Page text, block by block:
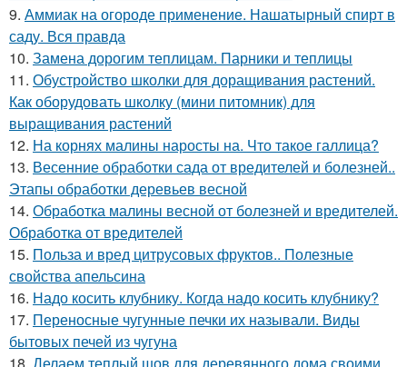
9. Аммиак на огороде применение. Нашатырный спирт в
саду. Вся правда
10. Замена дорогим теплицам. Парники и теплицы
11. Обустройство школки для доращивания растений.
Как оборудовать школку (мини питомник) для
выращивания растений
12. На корнях малины наросты на. Что такое галлица?
13. Весенние обработки сада от вредителей и болезней..
Этапы обработки деревьев весной
14. Обработка малины весной от болезней и вредителей.
Обработка от вредителей
15. Польза и вред цитрусовых фруктов.. Полезные
свойства апельсина
16. Надо косить клубнику. Когда надо косить клубнику?
17. Переносные чугунные печки их называли. Виды
бытовых печей из чугуна